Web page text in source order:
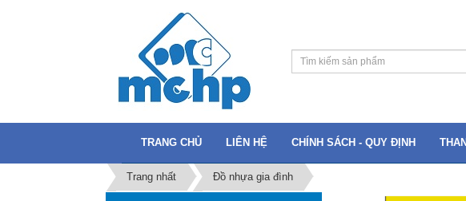
TRANG CHỦ LIÊN HỆ CHÍNH SÁCH - QUY ĐỊNH
Trang nhất Đồ nhựa gia đình